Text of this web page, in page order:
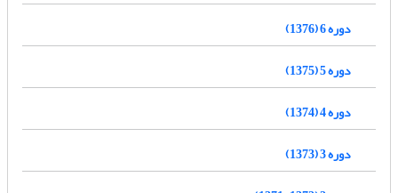
دوره 6 (1376)
دوره 5 (1375)
دوره 4 (1374)
دوره 3 (1373)